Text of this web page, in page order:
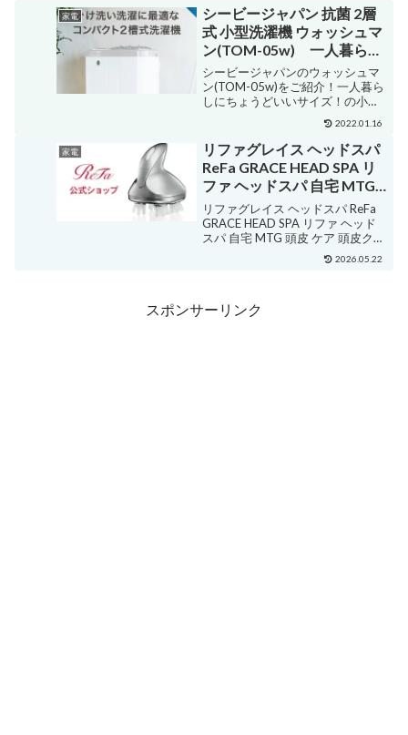
してしまった方などぜひご覧くだ
さい一人暮らしにおすすめサイ
ズ 100L～150Lたとえ...
家電
シービージャパン 抗菌 2層
式 小型洗濯機 ウォッシュマ
ン(TOM-05w) 一人暮らし
や赤ちゃんのいるご家庭
に！【楽天市場】
【Yahoo!】
シービージャパンのウォッシュマ
ン(TOM-05w)をご紹介！一人暮ら
しにちょうどいいサイズ！の小型
洗濯機のご紹介です洗濯機って、
一人暮らしにとっては高価なもの
で、広い家じゃないと部屋を狭く
見せちゃいますよね・・おすすめ
ポイント① 小型で軽量...
2022.01.16
家電
リファグレイス ヘッドスパ
ReFa GRACE HEAD SPA リ
ファ ヘッドスパ 自宅 MTG
頭皮 ケア 頭皮クレンジング
美容家電 公式 正規品 P10
リファグレイス ヘッドスパ ReFa
GRACE HEAD SPA リファ ヘッド
スパ 自宅 MTG 頭皮 ケア 頭皮クレ
ンジング 美容家電 公式 正規品
P10 販売価格¥32,780ショップ名
2026.05.22
スポンサーリンク